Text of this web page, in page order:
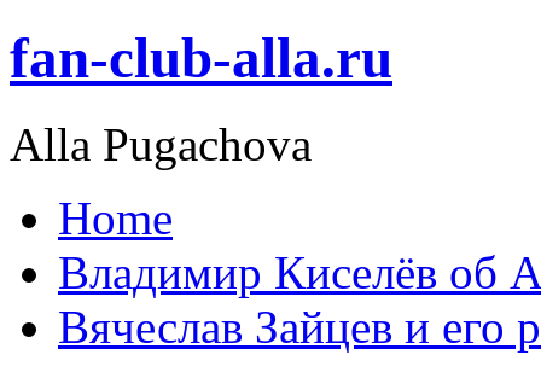
fan-club-alla.ru
Alla Pugachova
Home
Владимир Киселёв об
Вячеслав Зайцев и его